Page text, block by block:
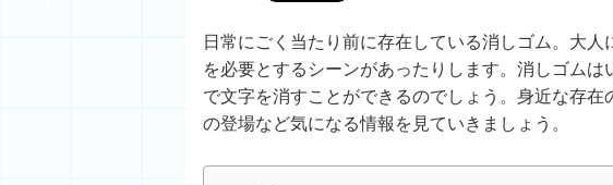
日常にごく当たり前に存在している消しゴム。大
を必要とするシーンがあったりします。消しゴム
で文字を消すことができるのでしょう。身近な存
の登場など気になる情報を見ていきましょう。